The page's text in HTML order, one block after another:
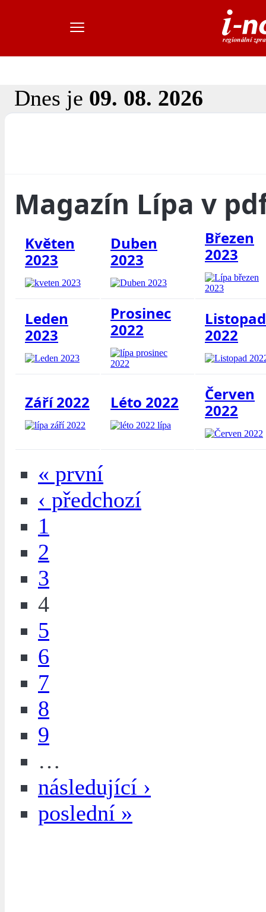
Dnes je 09. 08. 2026
Magazín Lípa v
Květen
2023
Duben
2023
Březen
2023
Leden
2023
Prosinec
2022
Listopad
2022
Září 2022 Léto 2022
Červen
2022
« první
‹ předchozí
1
2
3
4
5
6
7
8
9
…
následující ›
poslední »